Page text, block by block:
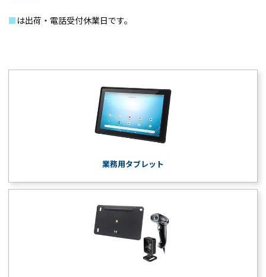
■ は出荷・電話受付休業日です。
業務用タブレット